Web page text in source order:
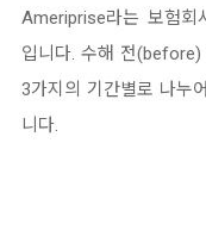
Ameriprise라는 보험회
입니다. 수해 전
3가지의 기간별로 나누
니다.